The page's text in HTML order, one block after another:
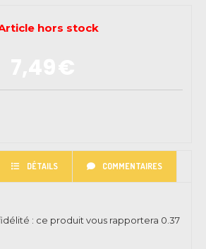
hors stock
DÉTAILS COMMENTAIRES
: ce produit vous rapportera 0.37